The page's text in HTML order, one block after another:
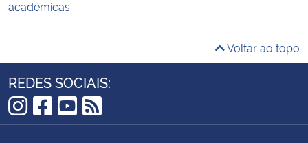
acadêmicas
Voltar ao topo
REDES SOCIAIS:
Instagram
Facebook
YouTube
RSS